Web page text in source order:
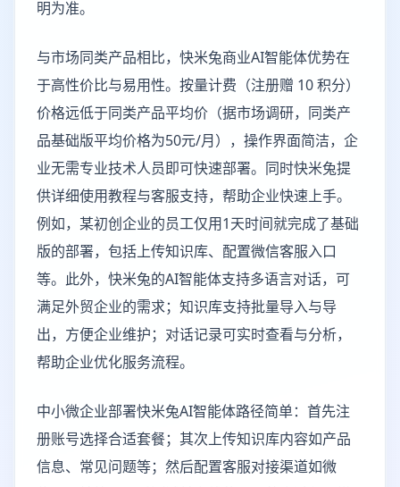
明为准。
与市场同类产品相比，快米兔商业AI智能体优势在
于高性价比与易用性。按量计费（注册赠 10 积分）
价格远低于同类产品平均价（据市场调研，同类产
品基础版平均价格为50元/月），操作界面简洁，企
业无需专业技术人员即可快速部署。同时快米兔提
供详细使用教程与客服支持，帮助企业快速上手。
例如，某初创企业的员工仅用1天时间就完成了基础
版的部署，包括上传知识库、配置微信客服入口
等。此外，快米兔的AI智能体支持多语言对话，可
满足外贸企业的需求；知识库支持批量导入与导
出，方便企业维护；对话记录可实时查看与分析，
帮助企业优化服务流程。
中小微企业部署快米兔AI智能体路径简单：首先注
册账号选择合适套餐；其次上传知识库内容如产品
信息、常见问题等；然后配置客服对接渠道如微